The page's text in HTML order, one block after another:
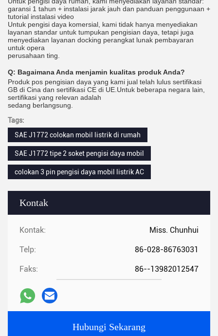
Kontak
Kontak: Miss. Chunhui
Telp: 86-028-86763031
Faks: 86--13982012547
Hubungi Sekarang
garansi 1 tahun + instalasi jarak jauh dan panduan penggunaan +
tutorial instalasi video
Untuk pengisi daya komersial, kami tidak hanya menyediakan
layanan standar untuk tumpukan pengisian daya, tetapi juga
menyediakan layanan docking perangkat lunak pembayaran
untuk opera
perusahaan ting.
Q: Bagaimana Anda menjamin kualitas produk Anda?
Produk pos pengisian daya yang kami jual telah lulus sertifikasi
GB di Cina dan sertifikasi CE di UE.Untuk beberapa negara lain,
sertifikasi yang relevan adalah
sedang berlangsung.
Tags:
SAE J1772 colokan mobil listrik di rumah
SAE J1772 tipe 2 soket pengisi daya mobil
colokan 3 pin pengisi daya mobil listrik AC